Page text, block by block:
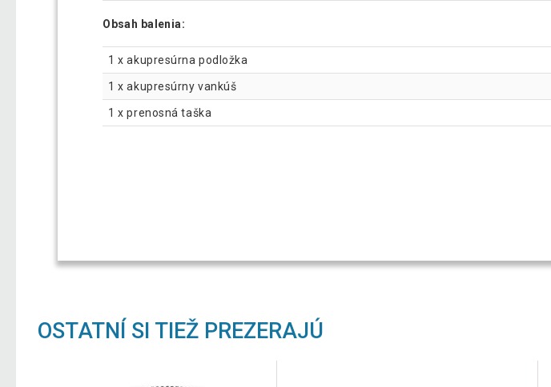
Obsah balenia:
1 x akupresúrna podložka
1 x akupresúrny vankúš
1 x prenosná taška
OSTATNÍ SI TIEŽ PREZERAJÚ